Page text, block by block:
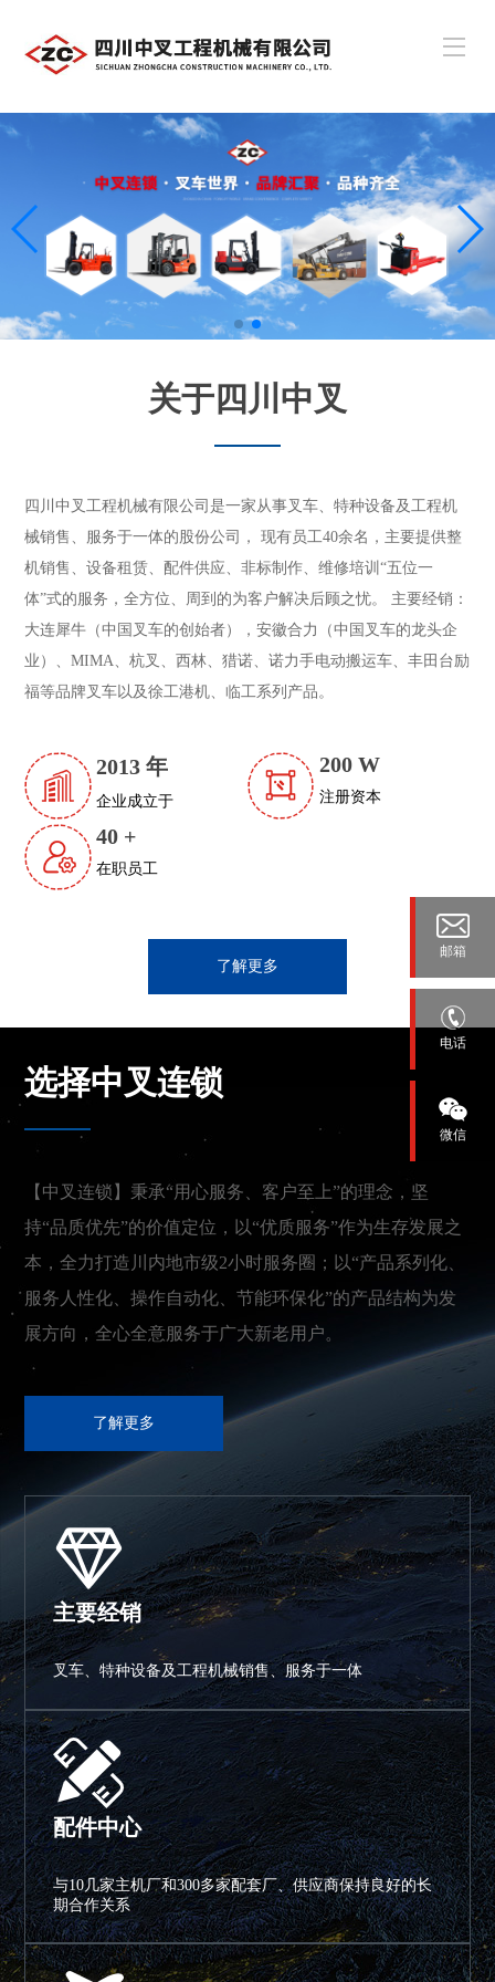
关于四川中叉
四川中叉工程机械有限公司是一家从事叉车、特种设备及工程机
械销售、服务于一体的股份公司， 现有员工40余名，主要提供整
机销售、设备租赁、配件供应、非标制作、维修培训“五位一
体”式的服务，全方位、周到的为客户解决后顾之忧。 主要经销：
大连犀牛（中国叉车的创始者），安徽合力（中国叉车的龙头企
业）、MIMA、杭叉、西林、猎诺、诺力手电动搬运车、丰田台励
福等品牌叉车以及徐工港机、临工系列产品。
2013年
企业成立于
200W
注册资本
40+
在职员工
了解更多
选择中叉连锁
【中叉连锁】秉承“用心服务、客户至上”的理念，坚
持“品质优先”的价值定位，以“优质服务”作为生存发展之
本，全力打造川内地市级2小时服务圈；以“产品系列化、
服务人性化、操作自动化、节能环保化”的产品结构为发
展方向，全心全意服务于广大新老用户。
了解更多
主要经销
叉车、特种设备及工程机械销售、服务于一体
配件中心
与10几家主机厂和300多家配套厂、供应商保持良好的长
期合作关系
邮箱
电话
微信